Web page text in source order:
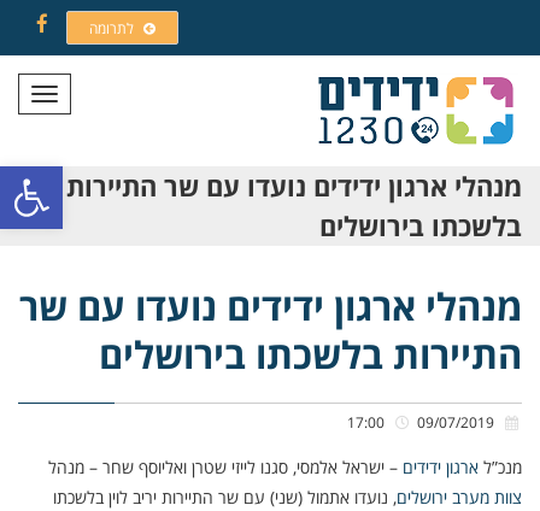
פתח
לתרומה
תפריט
מנהלי ארגון ידידים נועדו עם שר התיירות
בלשכתו בירושלים
מנהלי ארגון ידידים נועדו עם שר
התיירות בלשכתו בירושלים
מנכ”ל ארגון ידידים – ישראל אלמסי, סגנו לייזי שטרן ואליוסף שחר – מנהל
צוות מערב ירושלים, נועדו אתמול (שני) עם שר התיירות יריב לוין בלשכתו